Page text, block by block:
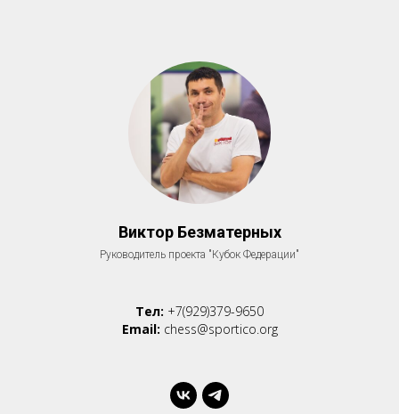
Виктор Безматерных
Руководитель проекта "Кубок Федерации"
Тел: +7(929)379-9650
Email: chess@sportico.org